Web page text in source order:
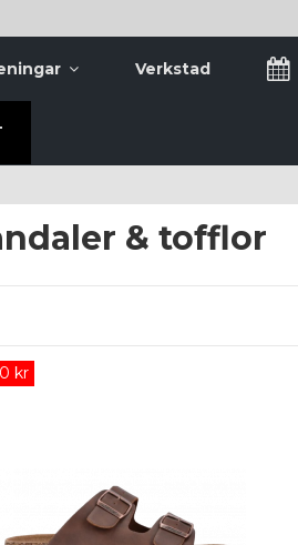
Verkstad
& tofflor
kr